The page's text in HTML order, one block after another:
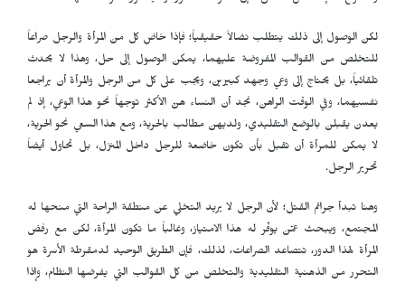
لكن الوصول إلى ذلك يتطلب نضالاً حقيقياً؛ فإذا خاض كل من المرأة والرجل صراعاً
للتخلص من القوالب المفروضة عليهما، يمكن الوصول إلى حل، وهذا لا يحدث
تلقائياً، بل يحتاج إلى وعي وجهد كبيرين، ويجب على كل من الرجل والمرأة أن يراجعا
نفسيهما، وفي الوقت الراهن، نجد أن النساء هنّ الأكثر توجهاً نحو هذا الوعي، إذ لم
يعدن يقبلن بالوضع التقليدي، ولديهن مطالب بالحرية، ومع هذا السعي نحو الحرية،
لا يمكن للمرأة أن تقبل بأن تكون خاضعة للرجل داخل المنزل، بل تحاول أيضاً
تحرير الرجل.
وهنا تبدأ جرائم القتل؛ لأن الرجل لا يريد التخلي عن منطقة الراحة التي منحها له
المجتمع، ويبحث عمّن يوفّر له هذا الامتياز، وغالباً ما تكون المرأة، لكن مع رفض
المرأة لهذا الدور، تتصاعد الصراعات، لذلك، فإن الطريق الوحيد لدمقرطة الأسرة هو
التحرر من الذهنية التقليدية والتخلص من كل القوالب التي يفرضها النظام، وإذا